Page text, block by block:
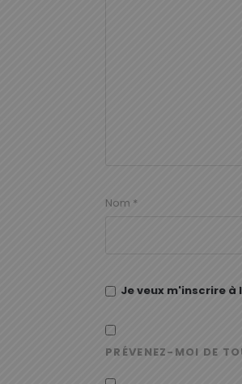
Nom *
Je veux m'inscrire à
PRÉVENEZ-MOI DE